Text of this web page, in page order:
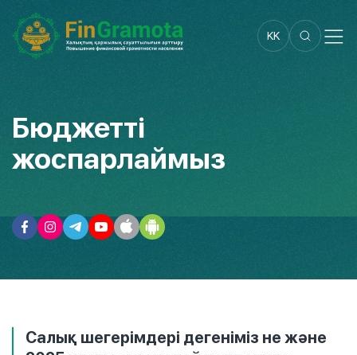
KK
Бюджетті
жоспарлаймыз
Салық шегерімдері дегеніміз не және